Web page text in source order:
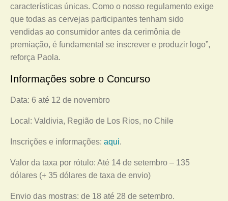
características únicas. Como o nosso regulamento exige
que todas as cervejas participantes tenham sido
vendidas ao consumidor antes da cerimônia de
premiação, é fundamental se inscrever e produzir logo”,
reforça Paola.
Informações sobre o Concurso
Data: 6 até 12 de novembro
Local: Valdivia, Região de Los Rios, no Chile
Inscrições e informações: aqui.
Valor da taxa por rótulo: Até 14 de setembro – 135
dólares (+ 35 dólares de taxa de envio)
Envio das mostras: de 18 até 28 de setembro.